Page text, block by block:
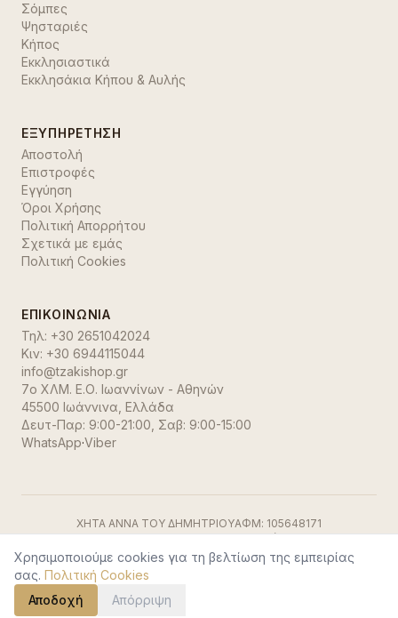
Σόμπες
Ψησταριές
Κήπος
Εκκλησιαστικά
Εκκλησάκια Κήπου & Αυλής
ΕΞΥΠΗΡΈΤΗΣΗ
Αποστολή
Επιστροφές
Εγγύηση
Όροι Χρήσης
Πολιτική Απορρήτου
Σχετικά με εμάς
Πολιτική Cookies
ΕΠΙΚΟΙΝΩΝΊΑ
Τηλ: +30 2651042024
Κιν: +30 6944115044
info@tzakishop.gr
7ο ΧΛΜ. Ε.Ο. Ιωαννίνων - Αθηνών
45500 Ιωάννινα Ελλάδα
Δευτ-Παρ: 9:00-21:00, Σαβ: 9:00-15:00
WhatsApp·Viber
ΧΗΤΑ ΑΝΝΑ ΤΟΥ ΔΗΜΗΤΡΙΟΥΑΦΜ: 105648171
ΓΕΜΗ:191500729000ΔΟΥ:Ιωαννίνων
Visa· Mastercard·Stripe
©2026TzakiShop. Όλα τα δικαιώματα διατηρούνται.
Χρησιμοποιούμε cookies για τη βελτίωση της εμπειρίας
σας. Πολιτική Cookies
Αποδοχή
Απόρριψη